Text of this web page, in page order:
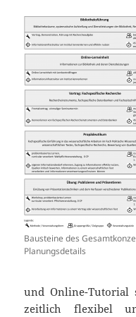
Bausteine des
Planungsdetails
und Online-Tutorial
zeitlich flexibel